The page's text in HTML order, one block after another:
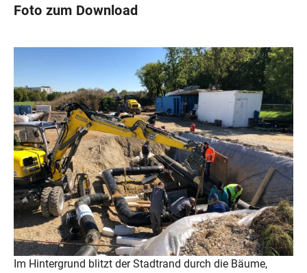
Foto zum Download
Im Hintergrund blitzt der Stadtrand durch die Bäume,